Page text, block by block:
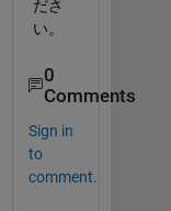
ださ
い。
0
Comments
Sign in
to
comment.